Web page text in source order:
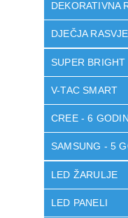
DEKORATIVNA
DJEČJA
SUPER BRIGHT
V-TAC SMART
CREE - 6
SAMSUNG - 5
LED ŽARULJE
LED PANELI